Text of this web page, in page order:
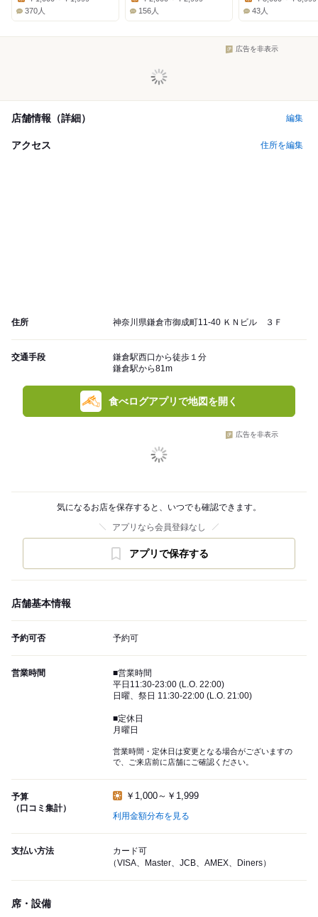
370人
156人
Lunch:
43人
広告を非表示
店舗情報（詳細） 編集
アクセス 住所を編集
住所 神奈川県鎌倉市御成町11-40 ＫＮビル ３Ｆ
交通手段
鎌倉駅西口から徒歩１分
鎌倉駅から81m
食べログアプリで地図を開く
広告を非表示
気になるお店を保存すると、いつでも確認できます。
アプリなら会員登録なし
アプリで保存する
店舗基本情報
予約可否 予約可
営業時間
■営業時間
平日11:30-23:00 (L.O. 22:00)
日曜、祭日 11:30-22:00 (L.O. 21:00)
■定休日
月曜日
営業時間・定休日は変更となる場合がございますの
で、ご来店前に店舗にご確認ください。
予算
（口コミ集計）
￥1,000～￥1,999
利用金額分布を見る
支払い方法
カード可
（VISA、Master、JCB、AMEX、Diners）
席・設備